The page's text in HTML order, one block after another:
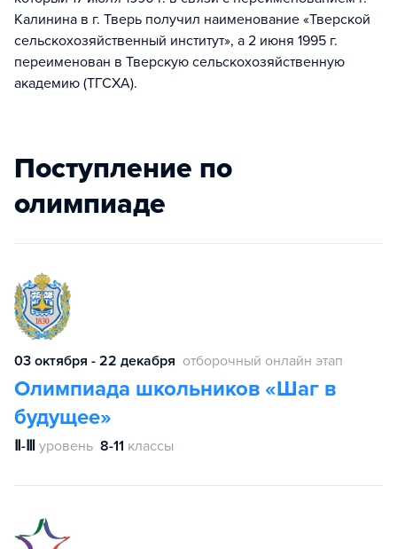
Калинина в г. Тверь получил наименование «Тверской
сельскохозяйственный институт», а 2 июня 1995 г.
переименован в Тверскую сельскохозяйственную
академию (ТГСХА).
Поступление по
олимпиаде
03 октября - 22 декабря отборочный онлайн этап
Олимпиада школьников «Шаг в
будущее»
Ⅱ-Ⅲ уровень 8-11 классы